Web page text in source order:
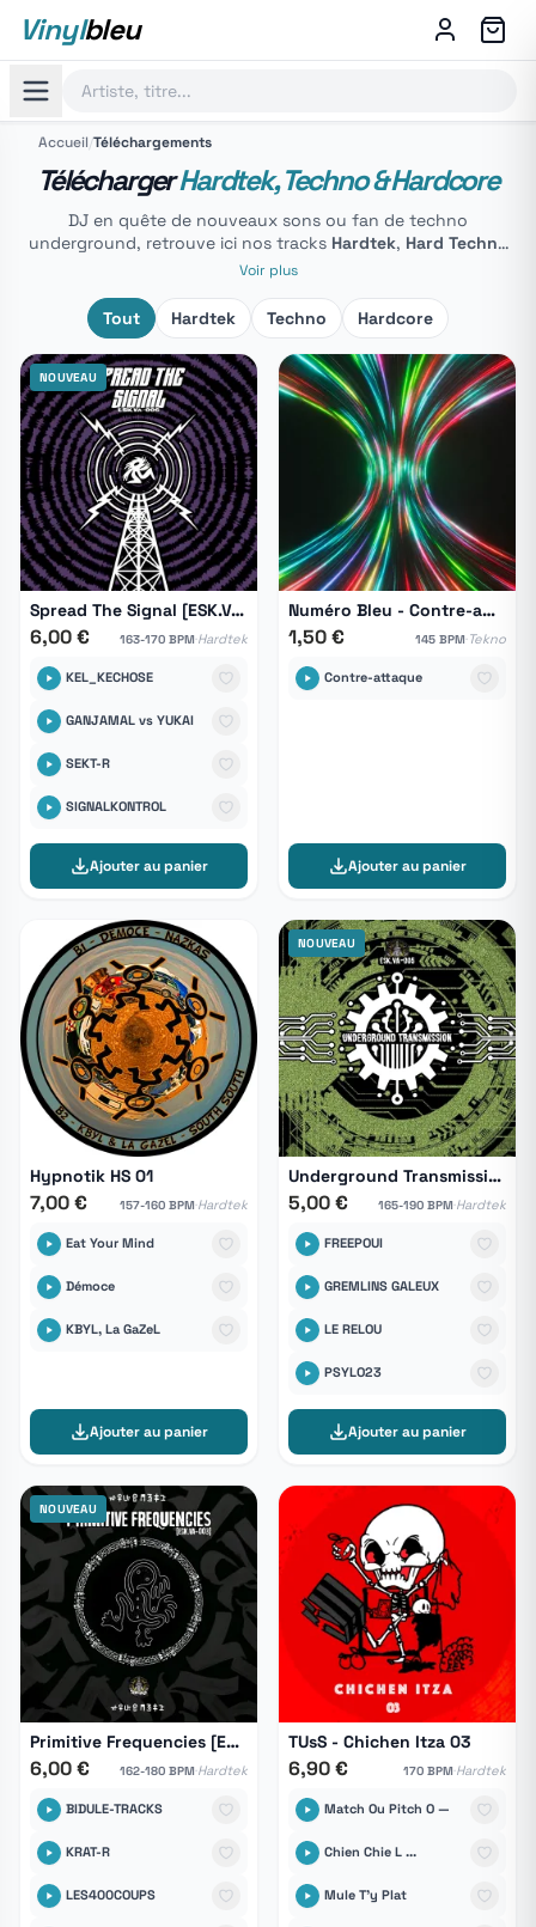
Vinylbleu
Accueil/Téléchargements
TéléchargerHardtek, Techno & Hardcore
DJ en quête de nouveaux sons ou fan de techno
underground, retrouve ici nos tracks Hardtek, Hard Techno
en téléchargement WAV. Chaque morceau est
pour tes DJ sets, free parties et sound systems.
Voir plus
Tout Hardtek Techno Hardcore
NOUVEAU
Spread The Signal [ESK.VA-006]
6,00 € 163-170 BPM·Hardtek
KEL_KECHOSE
GANJAMAL vs YUKAI
SEKT-R
SIGNALKONTROL
Ajouter au panier
Numéro Bleu - Contre-attaque
1,50 € 145 BPM·Tekno
Contre-attaque
Ajouter au panier
Hypnotik HS 01
7,00 € 157-160 BPM·Hardtek
Eat Your Mind
Démoce
KBYL, La GaZeL
Ajouter au panier
NOUVEAU
Underground Transmission [ESK.VA-005]
5,00 € 165-190 BPM·Hardtek
FREEPOUI
GREMLINS GALEUX
LE RELOU
PSYLO23
Ajouter au panier
NOUVEAU
Primitive Frequencies [ESK.VA-003]
6,00 € 162-180 BPM·Hardtek
BIDULE-TRACKS
KRAT-R
LES400COUPS
TUsS - Chichen Itza 03
6,90 € 170 BPM·Hardtek
Match Ou Pitch O —
Chien Chie L ...
Mule T'y Plat